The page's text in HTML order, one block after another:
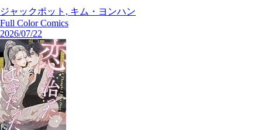
ジャックポット, キム・ヨンハン
Full Color Comics
2026/07/22